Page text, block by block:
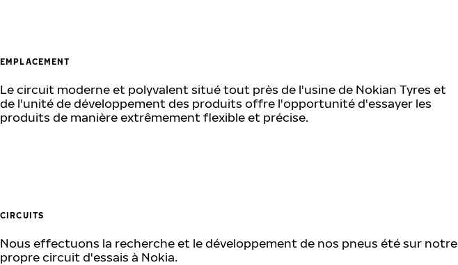
EMPLACEMENT
Le circuit moderne et polyvalent situé tout près de l'usine de Nokian Tyres et
de l'unité de développement des produits offre l'opportunité d'essayer les
produits de manière extrêmement flexible et précise.
CIRCUITS
Nous effectuons la recherche et le développement de nos pneus été sur notre
propre circuit d'essais à Nokia.